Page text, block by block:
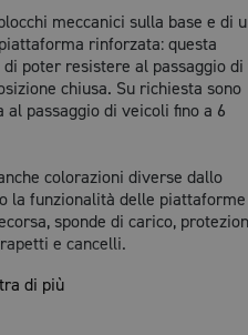
di più
meccanici sulla base e di
rinforzata: questa
poter resistere al passaggio di
chiusa. Su richiesta sono
passaggio di veicoli fino a 6
colorazioni diverse dallo
la funzionalità delle
sponde di carico,
e cancelli.